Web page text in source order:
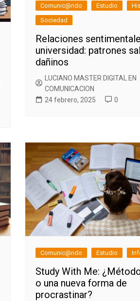
Comunic@ndo Estudio
Sociedad
Relaciones
universidad: patrones
dañinos
LUCIANO MASTER DIGITAL EN
COMUNICACION
24 febrero, 2025
0
Comunic@ndo Estudio
Study With Me:
o una nueva forma de
procrastinar?